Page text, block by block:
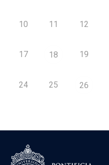
10 11 12
17 18 19
24 25 26